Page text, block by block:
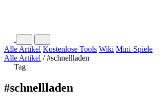
Alle Artikel Kostenlose Tools Wiki Mini-Spiele
Alle Artikel / #schnellladen
Tag
#schnellladen